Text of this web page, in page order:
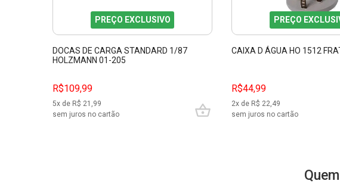
PREÇO EXCLUSIVO
DOCAS DE CARGA STANDARD 1/87
HOLZMANN 01-205
R$109,99
5x de R$ 21,99
sem juros no cartão
PREÇO
CAIXA D ÁGUA HO 1512
R$44,99
2x de R$ 22,49
sem juros no cartão